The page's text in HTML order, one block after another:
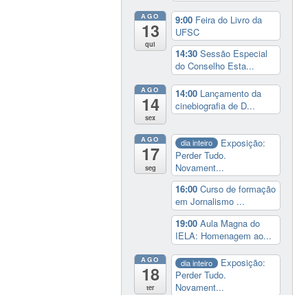
AGO
13
qui
9:00 Feira do Livro da
UFSC
14:30Sessão Especial
do Conselho Esta...
AGO
14
sex
14:00 Lançamento da
cinebiografia de D...
AGO
17
seg
dia inteiro
Exposição:
Perder Tudo.
Novament...
16:00Curso de formação
em Jornalismo ...
19:00Aula Magna do
IELA: Homenagem ao...
AGO
18
ter
dia inteiro
Exposição:
Perder Tudo.
Novament...